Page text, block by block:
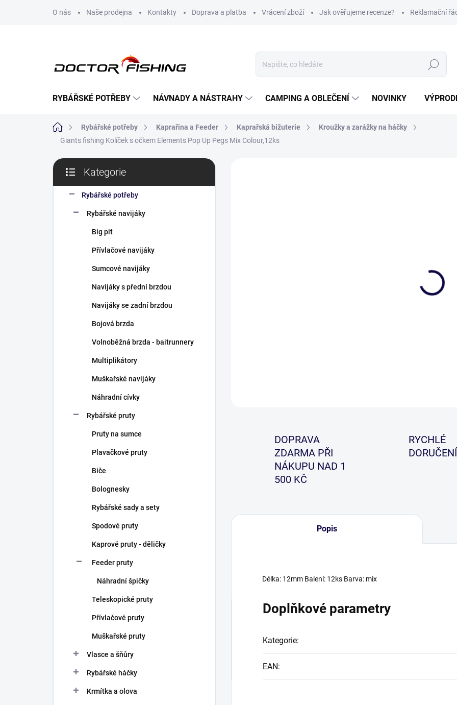
O nás Naše prodejna Kontakty Doprava a platba Vrácení zboží Jak ověřujeme recenze? Reklamační
Hledat
RYBÁŘSKÉ POTŘEBY NÁVNADY A NÁSTRAHY CAMPING A OBLEČENÍ NOVINKY
Domů Rybářské potřeby Kaprařina a Feeder Kaprařská bižuterie
Kroužky a zarážky na háčky
Giants fishing Kolíček s očkem Elements Pop Up Pegs Mix Colour,12ks
P
s
kategorie
Kategorie
Rybářské potřeby
Rybářské navijáky
Big pit
Přívlačové navijáky
Sumcové navijáky
Navijáky s přední brzdou
Navijáky se zadní brzdou
Bojová brzda
Volnoběžná brzda - baitrunnery
Multiplikátory
Muškařské navijáky
Náhradní cívky
Rybářské pruty
Pruty na sumce
Plavačkové pruty
Biče
Bolognesky
Rybářské sady a sety
Spodové pruty
Kaprové pruty - děličky
Feeder pruty
Náhradní špičky
Teleskopické pruty
Přívlačové pruty
Muškařské pruty
Vlasce a šňůry
Rybářské háčky
Krmítka a olova
DOPRAVA
ZDARMA PŘI
NÁKUPU NAD 1
500 KČ
RYCHLÉ
DORUČENÍ
Popis
Délka: 12mm Balení: 12ks Barva: mix
Doplňkové parametry
Kategorie:
EAN: